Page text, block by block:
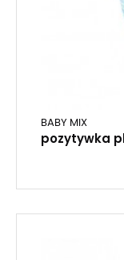
BABY MIX
pozytywka